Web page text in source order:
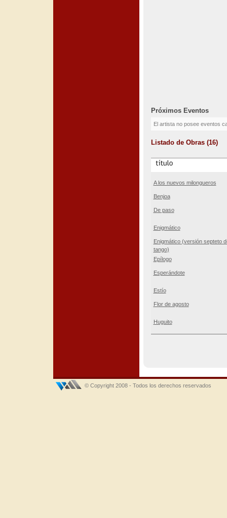
Próximos Eventos
El artista no posee eventos
Listado de Obras (16)
A los nuevos milongueros
Benjoa
De paso
Enigmático
Enigmático (versión septeto
tango)
Epílogo
Esperándote
Estío
Flor de agosto
Huguito
© Copyright 2008 - Todos los derechos reservados